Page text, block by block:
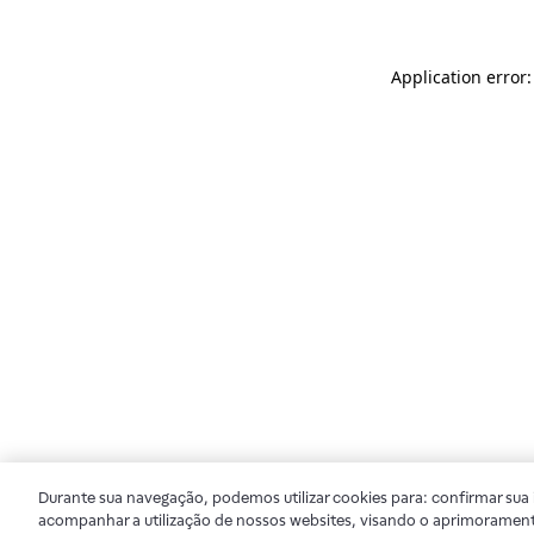
Application
Durante sua navegação, podemos utilizar cookies para: confirmar
acompanhar a utilização de nossos websites, visando o